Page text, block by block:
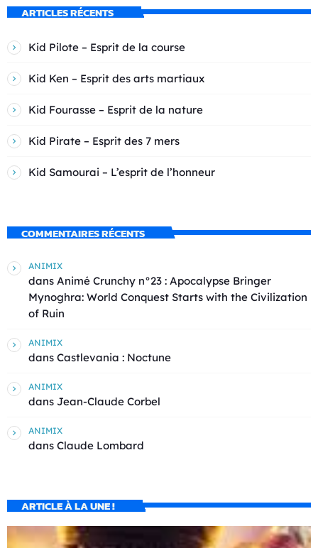
ARTICLES RÉCENTS
Kid Pilote – Esprit de la course
Kid Ken – Esprit des arts martiaux
Kid Fourasse – Esprit de la nature
Kid Pirate – Esprit des 7 mers
Kid Samourai – L’esprit de l’honneur
COMMENTAIRES RÉCENTS
ANIMIX
dans Animé Crunchy n°23 : Apocalypse Bringer
Mynoghra: World Conquest Starts with the Civilization
of Ruin
ANIMIX
dans Castlevania : Noctune
ANIMIX
dans Jean-Claude Corbel
ANIMIX
dans Claude Lombard
ARTICLE À LA UNE !